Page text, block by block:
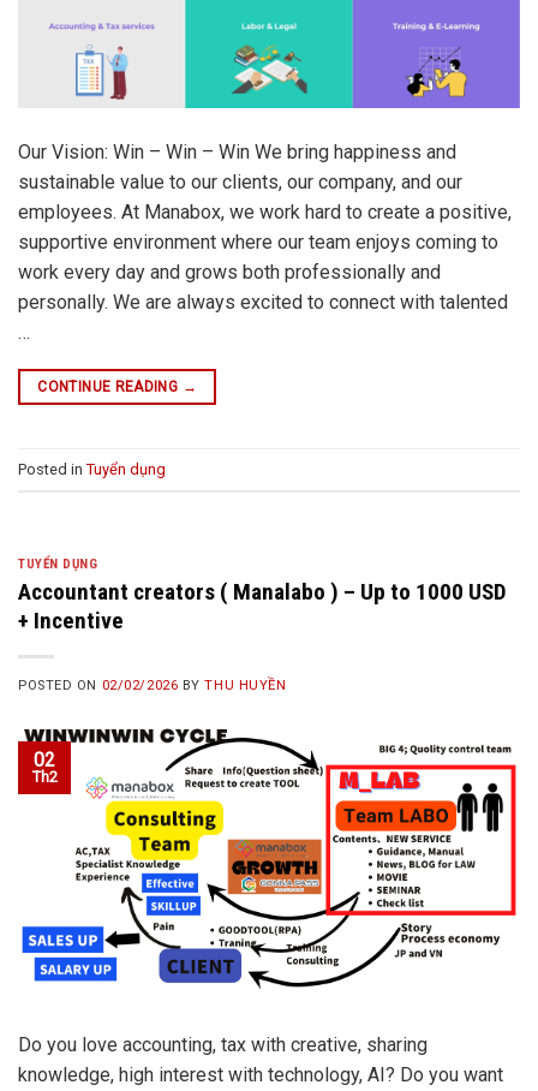
Our Vision: Win – Win – Win We bring happiness and
sustainable value to our clients, our company, and our
employees. At Manabox, we work hard to create a positive,
supportive environment where our team enjoys coming to
work every day and grows both professionally and
personally. We are always excited to connect with talented
…
CONTINUE READING →
Posted in Tuyển dụng
TUYỂN DỤNG
Accountant creators ( Manalabo ) – Up to 1000 USD
+ Incentive
POSTED ON 02/02/2026 BYTHU HUYỀN
02
Th2
Do you love accounting, tax with creative, sharing
knowledge, high interest with technology, AI? Do you want